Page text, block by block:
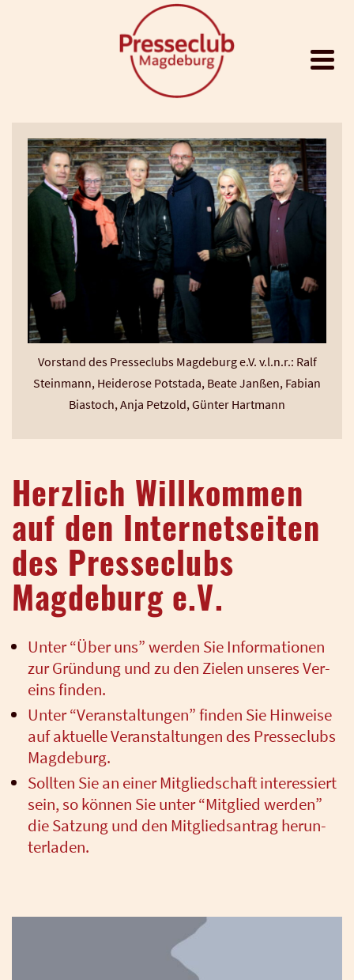
Vor­stand des Pres­se­clubs Mag­de­burg e.V. v.l.n.r.: Ralf
Stein­mann, Hei­de­ro­se Potsta­da, Bea­te Jan­ßen, Fabi­an
Bias­toch, Anja Pet­zold, Gün­ter Hart­mann
Herzlich Willkommen
auf den Internetseiten
des Presseclubs
Magdeburg e.V.
Unter “Über uns” wer­den Sie Infor­ma­tio­nen
zur Grün­dung und zu den Zie­len unse­res Ver­
eins fin­den.
Unter “Ver­an­stal­tun­gen” fin­den Sie Hin­wei­se
auf aktu­el­le Ver­an­stal­tun­gen des Pres­se­clubs
Mag­de­burg.
Soll­ten Sie an einer Mit­glied­schaft inter­es­siert
sein, so kön­nen Sie unter “Mit­glied wer­den”
die Sat­zung und den Mit­glieds­an­trag her­un­
ter­la­den.